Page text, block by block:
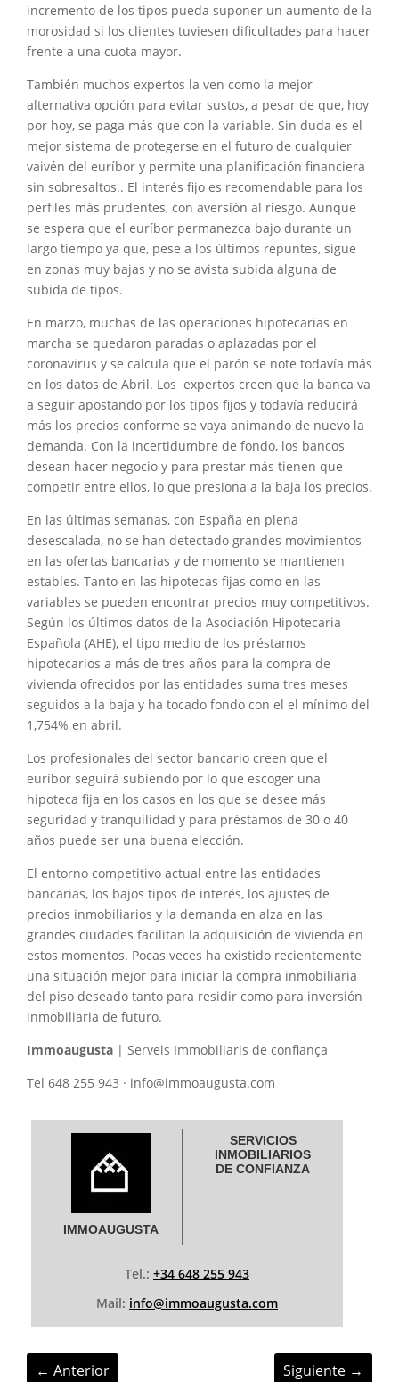
incremento de los tipos pueda suponer un aumento de la
morosidad si los clientes tuviesen dificultades para hacer
frente a una cuota mayor.
También muchos expertos la ven como la mejor
alternativa opción para evitar sustos, a pesar de que, hoy
por hoy, se paga más que con la variable. Sin duda es el
mejor sistema de protegerse en el futuro de cualquier
vaivén del euríbor y permite una planificación financiera
sin sobresaltos.. El interés fijo es recomendable para los
perfiles más prudentes, con aversión al riesgo. Aunque
se espera que el euríbor permanezca bajo durante un
largo tiempo ya que, pese a los últimos repuntes, sigue
en zonas muy bajas y no se avista subida alguna de
subida de tipos.
En marzo, muchas de las operaciones hipotecarias en
marcha se quedaron paradas o aplazadas por el
coronavirus y se calcula que el parón se note todavía más
en los datos de Abril. Los expertos creen que la banca va
a seguir apostando por los tipos fijos y todavía reducirá
más los precios conforme se vaya animando de nuevo la
demanda. Con la incertidumbre de fondo, los bancos
desean hacer negocio y para prestar más tienen que
competir entre ellos, lo que presiona a la baja los precios.
En las últimas semanas, con España en plena
desescalada, no se han detectado grandes movimientos
en las ofertas bancarias y de momento se mantienen
estables. Tanto en las hipotecas fijas como en las
variables se pueden encontrar precios muy competitivos.
Según los últimos datos de la Asociación Hipotecaria
Española (AHE), el tipo medio de los préstamos
hipotecarios a más de tres años para la compra de
vivienda ofrecidos por las entidades suma tres meses
seguidos a la baja y ha tocado fondo con el el mínimo del
1,754% en abril.
Los profesionales del sector bancario creen que el
euríbor seguirá subiendo por lo que escoger una
hipoteca fija en los casos en los que se desee más
seguridad y tranquilidad y para préstamos de 30 o 40
años puede ser una buena elección.
El entorno competitivo actual entre las entidades
bancarias, los bajos tipos de interés, los ajustes de
precios inmobiliarios y la demanda en alza en las
grandes ciudades facilitan la adquisición de vivienda en
estos momentos. Pocas veces ha existido recientemente
una situación mejor para iniciar la compra inmobiliaria
del piso deseado tanto para residir como para inversión
inmobiliaria de futuro.
Immoaugusta | Serveis Immobiliaris de confiança
Tel 648 255 943 · info@immoaugusta.com
IMMOAUGUSTA
SERVICIOS
INMOBILIARIOS
DE CONFIANZA
Tel.: +34 648 255 943
Mail: info@immoaugusta.com
← Anterior Siguiente →